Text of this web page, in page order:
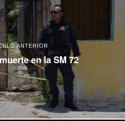
ANTERIOR
en la SM 72